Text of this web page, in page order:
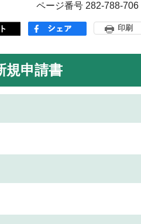
ページ番号 282-788-706
印刷
申請書